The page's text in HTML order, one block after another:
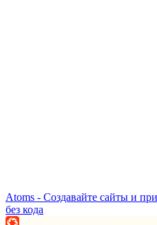
Atoms - Создавайте сайты и
без кода